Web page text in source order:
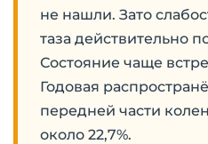
не нашли. Зато
таза действительно
Состояние чаще
Годовая
передней части
около 22,7%.